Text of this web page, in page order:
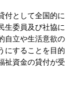
付として全国的に
生委員及び社協に
自立や生活意欲の
にすることを目的
祉資金の貸付が受